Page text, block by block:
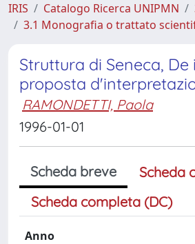
IRIS Catalogo Ricerca UNIPMN
3.1 Monografia o trattato
Struttura di Seneca, De
proposta
RAMONDETTI, Paola
1996-01-01
Scheda breve
Scheda
Scheda completa (DC)
Anno